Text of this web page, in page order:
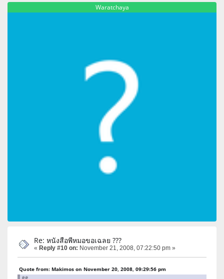
Waratchaya
Re: หนังสือพีหมอขอเฉลย ???
« Reply #10 on: November 21, 2008, 07:22:50 pm »
Quote from: Makimos on November 20, 2008, 09:29:56 pm